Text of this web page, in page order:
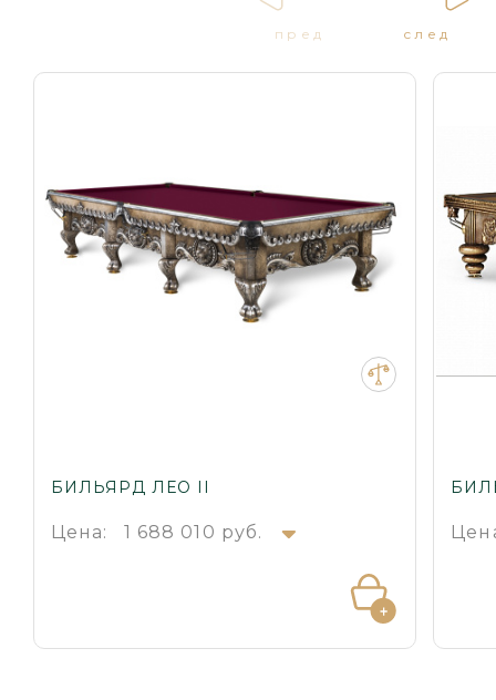
БИЛЬЯРД ЛЕО II
Цена: 1 688 010 руб.
пред след